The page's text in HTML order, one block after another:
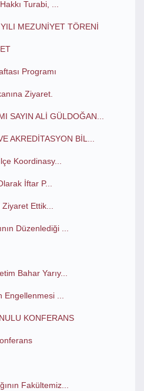
Turabi, ...
MEZUNİYET TÖRENİ
Programı
Ziyaret.
SAYIN ALİ GÜLDOĞAN...
AKREDİTASYON BİL...
Koordinasy...
İftar P...
Ettik...
Düzenlediği ...
Bahar Yarıy...
Engellenmesi ...
KONFERANS
Fakültemiz...